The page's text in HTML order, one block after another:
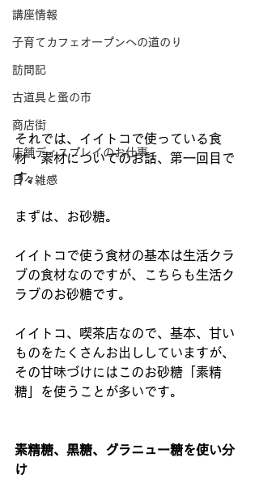
講座情報
子育てカフェオープンへの道のり
訪問記
古道具と蚤の市
商店街
店舗ディスプレイのお仕事
日々雑感
それでは、イイトコで使っている食
材・素材についてのお話、第一回目で
す。
まずは、お砂糖。
イイトコで使う食材の基本は生活クラ
ブの食材なのですが、こちらも生活ク
ラブのお砂糖です。
イイトコ、喫茶店なので、基本、甘い
ものをたくさんお出ししていますが、
その甘味づけにはこのお砂糖「素精
糖」を使うことが多いです。
素精糖、黒糖、グラニュー糖を使い分
け